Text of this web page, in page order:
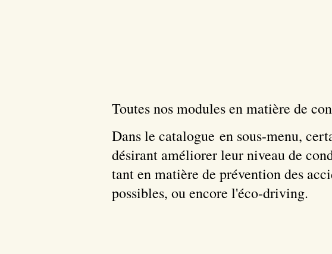
Toutes nos modules en matière de
Dans le catalogue en sous-menu,
désirant améliorer leur niveau de
tant en matière de prévention des
possibles, ou encore l'éco-driving.